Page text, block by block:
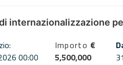
internazionalizzazione
00:00
Importo €
5,500,000